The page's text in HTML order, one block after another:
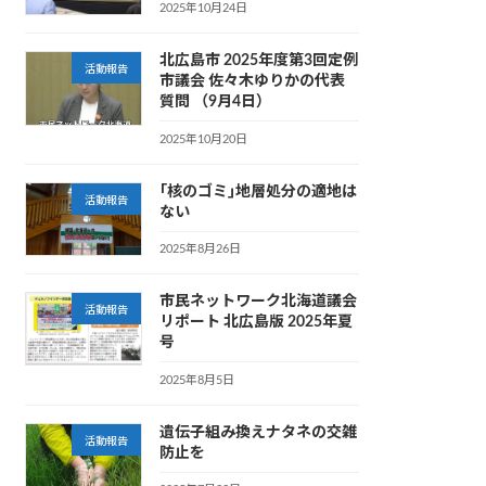
2025年10月24日
活動報告
北広島市 2025年度第3回定例
市議会 佐々木ゆりかの代表
質問 （9月4日）
2025年10月20日
活動報告
｢核のゴミ｣地層処分の適地は
ない
2025年8月26日
活動報告
市民ネットワーク北海道議会
リポート 北広島版 2025年夏
号
2025年8月5日
活動報告
遺伝子組み換えナタネの交雑
防止を